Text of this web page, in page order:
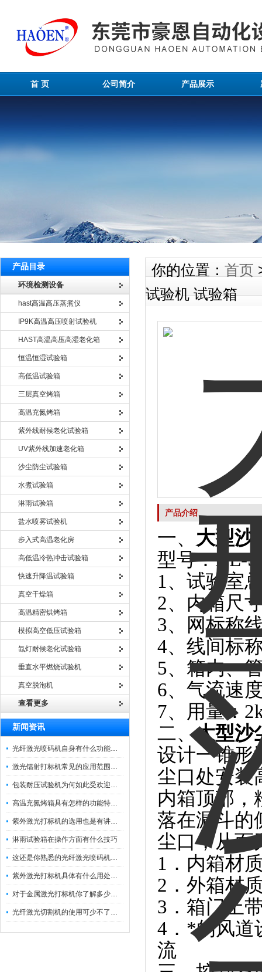
首 页 公司简介 产品展示
产品目录
环境检测设备
hast高温高压蒸煮仪
IP9K高温高压喷射试验机
HAST高温高压高湿老化箱
恒温恒湿试验箱
高低温试验箱
三层真空烤箱
高温充氮烤箱
紫外线耐候老化试验箱
UV紫外线加速老化箱
沙尘防尘试验箱
水煮试验箱
淋雨试验箱
盐水喷雾试验机
步入式高温老化房
高低温冷热冲击试验箱
快速升降温试验箱
真空干燥箱
高温精密烘烤箱
模拟高空低压试验箱
氙灯耐候老化试验箱
垂直水平燃烧试验机
真空脱泡机
查看更多
新闻资讯
光纤激光喷码机自身有什么功能？不妨看看下文
激光镭射打标机常见的应用范围如下
包装耐压试验机为何如此受欢迎呢？
高温充氮烤箱具有怎样的功能特点呢？
紫外激光打标机的选用也是有讲究的
淋雨试验箱在操作方面有什么技巧
这还是你熟悉的光纤激光喷码机吗？
紫外激光打标机具体有什么用处呢？
对于金属激光打标机你了解多少呢？
光纤激光切割机的使用可少不了以下步骤
你的位置： 首页
试验机 试验箱
产品介绍
一、 大型沙
型号：HE-
1、试验室
2、内箱尺
3、网标称
4、线间标
5、箱内、
6、气流速
7、用量：
二、大型沙
设计一锥形
尘口处安装
内箱顶部，
落在漏斗的
尘口，从而
1．内箱材
2．外箱材
3．箱门上
4．*的风道
流